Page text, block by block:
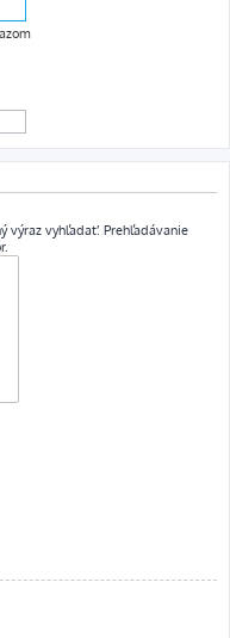
výraz vyhľadať. Prehľadávanie